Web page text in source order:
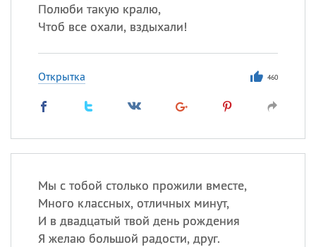
Полюби такую кралю,
Чтоб все охали, вздыхали!
Открытка 460
Мы с тобой столько прожили вместе,
Много классных, отличных минут,
И в двадцатый твой день рождения
Я желаю большой радости, друг.